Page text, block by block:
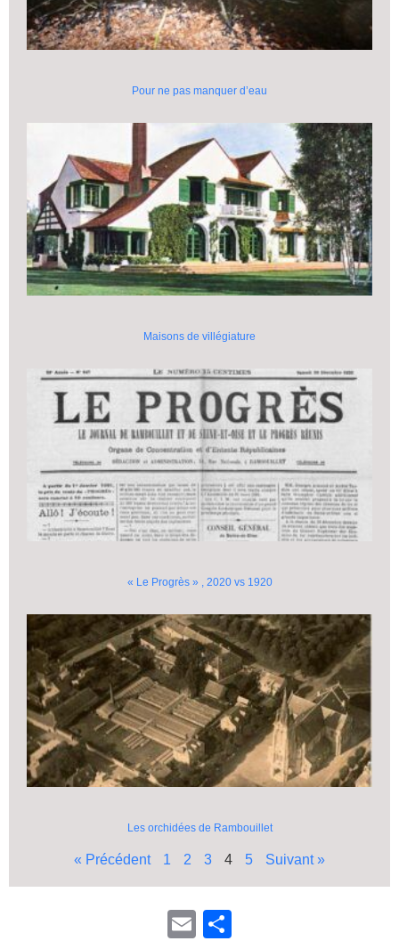
Pour ne pas manquer d’eau
Maisons de villégiature
« Le Progrès » , 2020 vs 1920
Les orchidées de Rambouillet
« Précédent 1 2 3 4 5 Suivant »
E